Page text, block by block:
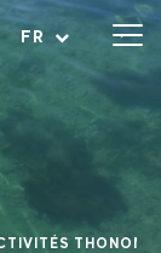
FR
Ouvrir le menu
THONON-